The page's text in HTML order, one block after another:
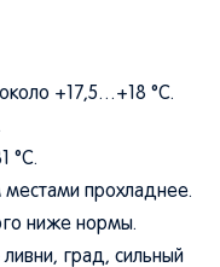
+17,5…+18 °C.
°C.
прохладнее.
ниже нормы.
град, сильный